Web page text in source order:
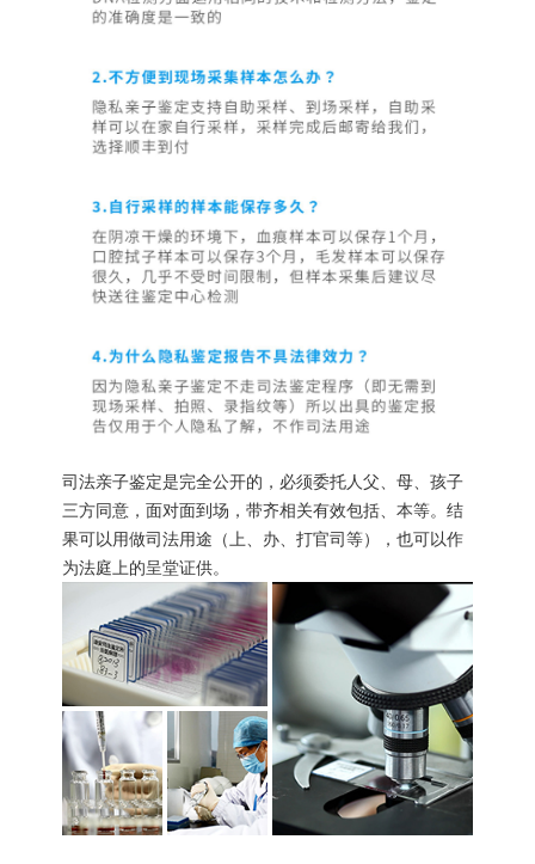
司法亲子鉴定是完全公开的，必须委托人父、母、孩子
三方同意，面对面到场，带齐相关有效包括、本等。结
果可以用做司法用途（上、办、打官司等），也可以作
为法庭上的呈堂证供。